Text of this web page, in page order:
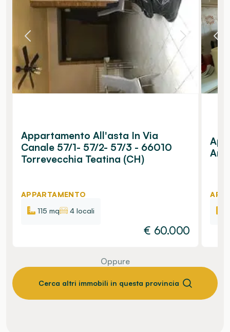
Appartamento All'asta In Via
Canale 57/1- 57/2- 57/3 - 66010
Torrevecchia Teatina (CH)
APPARTAMENTO
115 mq
4 locali
€ 60.000
Oppure
Cerca altri immobili in questa provincia